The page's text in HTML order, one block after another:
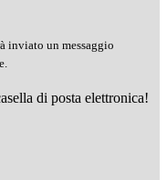
inviato un messaggio
di posta elettronica!